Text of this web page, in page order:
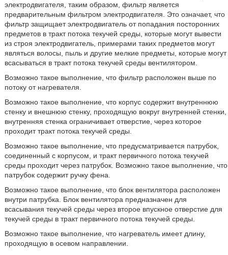
электродвигателя, таким образом, фильтр является
предварительным фильтром электродвигателя. Это означает, что
фильтр защищает электродвигатель от попадания посторонних
предметов в тракт потока текучей среды, которые могут вывести
из строя электродвигатель, примерами таких предметов могут
являться волосы, пыль и другие мелкие предметы, которые могут
всасываться в тракт потока текучей среды вентилятором.
Возможно такое выполнение, что фильтр расположен выше по
потоку от нагревателя.
Возможно такое выполнение, что корпус содержит внутреннюю
стенку и внешнюю стенку, проходящую вокруг внутренней стенки,
внутренняя стенка ограничивает отверстие, через которое
проходит тракт потока текучей среды.
Возможно такое выполнение, что предусматривается патрубок,
соединенный с корпусом, и тракт первичного потока текучей
среды проходит через патрубок. Возможно такое выполнение, что
патрубок содержит ручку фена.
Возможно такое выполнение, что блок вентилятора расположен
внутри патрубка. Блок вентилятора предназначен для
всасывания текучей среды через второе впускное отверстие для
текучей среды в тракт первичного потока текучей среды.
Возможно такое выполнение, что нагреватель имеет длину,
проходящую в осевом направлении.